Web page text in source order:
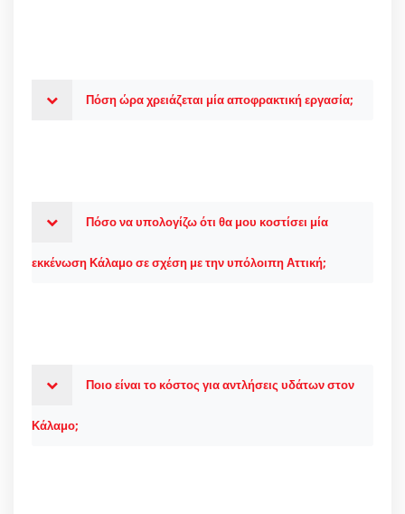
Πόση ώρα χρειάζεται μία αποφρακτική εργασία;
Πόσο να υπολογίζω ότι θα μου κοστίσει μία
εκκένωση Κάλαμο σε σχέση με την υπόλοιπη Αττική;
Ποιο είναι το κόστος για αντλήσεις υδάτων στον
Κάλαμο;